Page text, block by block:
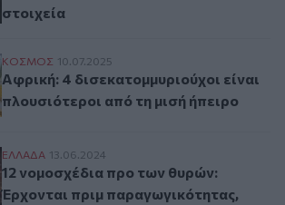
στοιχεία
Αφρική: 4 δισεκατομμυριούχοι είναι
ΚΟΣΜΟΣ 10.07.2025
Αφρική: 4 δισεκατομμυριούχοι είναι
πλουσιότεροι από τη μισή ήπειρο
12 νομοσχέδια προ των θυρών: Έρχονται
ΕΛΛAΔΑ 13.06.2024
12 νομοσχέδια προ των θυρών:
Έρχονται πριμ παραγωγικότητας,